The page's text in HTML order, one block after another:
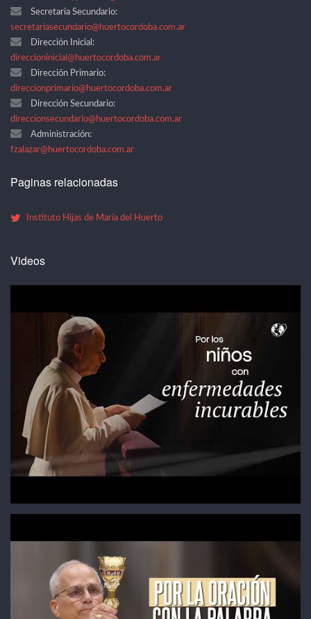
Secretaria Secundario:
secretariasecundario@huertocordoba.com.ar
Dirección Inicial:
direccioninicial@huertocordoba.com.ar
Dirección Primario:
direccionprimario@huertocordoba.com.ar
Dirección Secundario:
direccionsecundario@huertocordoba.com.ar
Administración:
fzalazar@huertocordoba.com.ar
Paginas relacionadas
Instituto Hijas de María del Huerto
Videos